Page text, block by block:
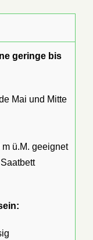
geringe bis
Mai und Mitte
ü.M. geeignet